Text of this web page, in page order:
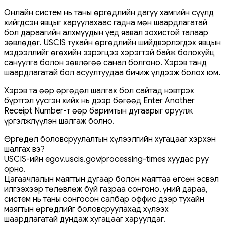
Онлайн систем нь таны өргөдлийн дагуу хамгийн сүүлд
хийгдсэн явцыг харуулахаас гадна мөн шаардлагатай
бол дараагийн алхмуудын үед яавал зохистой талаар
зөвлөдөг. USCIS тухайн өргөдлийн шийдвэрлэгдэх явцын
мэдээллийг өгөхийн зэрэгцээ хэрэгтэй байж болохуйц
сануулга болон зөвлөгөө санал болгоно. Хэрэв танд
шаардлагатай бол асуултуудаа бичиж үлдээж болох юм.
Хэрэв та өөр өргөдөл шалгах бол сайтад нэвтрэх
бүртгэл үүсгэн хийх нь дээр бөгөөд Enter Another
Receipt Number-т өөр баримтын дугаарыг оруулж
үргэлжлүүлэн шалгаж болно.
Өргөдөл боловсруулалтын хүлээлгийн хугацааг хэрхэн
шалгах вэ?
USCIS-ийн egov.uscis.gov/processing-times хуудас руу
орно.
Цагаачлалын маягтын дугаар болон маягтаа өгсөн эсвэл
илгээхээр төлөвлөж буй газраа сонгоно. Үүний дараа,
систем нь таны сонгосон салбар оффис дээр тухайн
маягтын өргөдлийг боловсруулахад хүлээх
шаардлагатай дундаж хугацааг харуулдаг.